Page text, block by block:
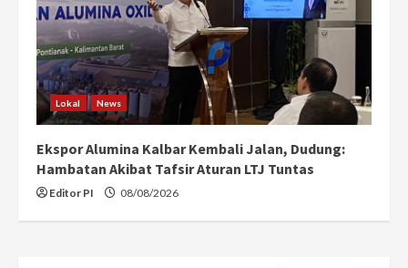
Lokal News
Ekspor Alumina Kalbar Kembali Jalan, Dudung:
Hambatan Akibat Tafsir Aturan LTJ Tuntas
Editor PI 08/08/2026